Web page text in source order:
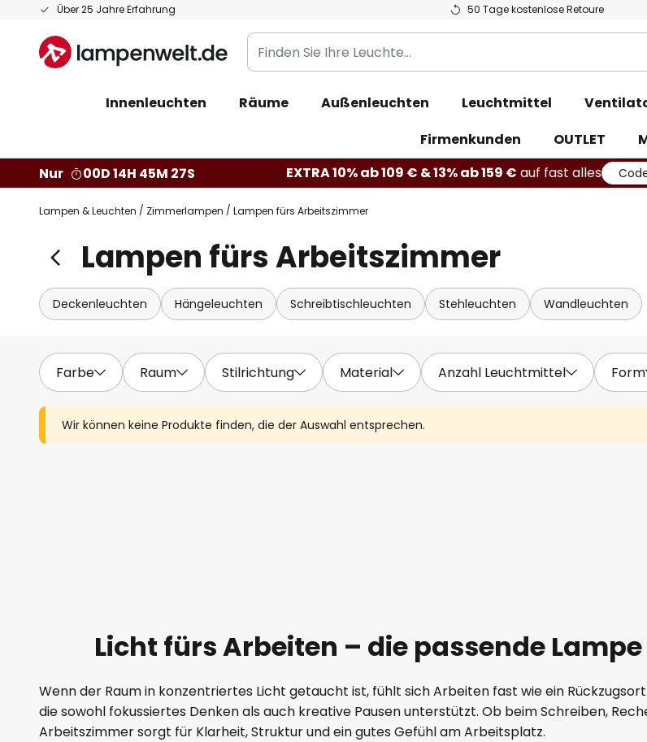
Über 25 Jahre Erfahrung 50 Tage kostenlose Retoure
Zum
springen
Finden
Sie
Leuchte...
Innenleuchten Räume Außenleuchten Leuchtmittel
Firmenkunden
OUTLET
Nur
00D 14H 45M 26S EXTRA 10% ab 109 € & 13% ab 159 € auf fast alles
Lampen & Leuchten Zimmerlampen Lampen fürs Arbeitszimmer
Lampen fürs Arbeitszimmer
Deckenleuchten Hängeleuchten Schreibtischleuchten Stehleuchten Wandleuchten
Farbe Raum Stilrichtung Material Anzahl Leuchtmittel Form
Wir können keine Produkte finden, die der Auswahl entsprechen.
Licht fürs Arbeiten – die passende
Wenn der Raum in konzentriertes Licht getaucht ist, fühlt sich Arbeiten fast wie ein
die sowohl fokussiertes Denken als auch kreative Pausen unterstützt. Ob beim Schreiben,
Arbeitszimmer sorgt für Klarheit, Struktur und ein gutes Gefühl am Arbeitsplatz.